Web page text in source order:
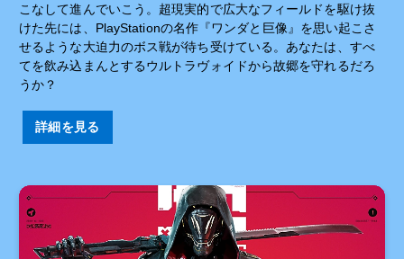
こなして進んでいこう。超現実的で広大なフィールドを駆け抜
けた先には、PlayStationの名作『ワンダと巨像』を思い起こさ
せるような大迫力のボス戦が待ち受けている。あなたは、すべ
てを飲み込まんとするウルトラヴォイドから故郷を守れるだろ
うか？
詳細を見る